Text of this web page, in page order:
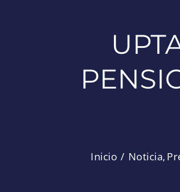
Inicio Noticia